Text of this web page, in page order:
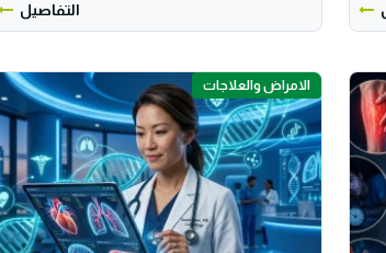
التفاصيل
الامراض والعلاجات